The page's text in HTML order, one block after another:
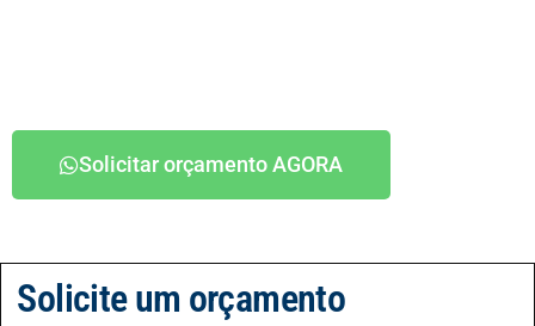
Solicitar orçamento AGORA
Solicite um orçamento